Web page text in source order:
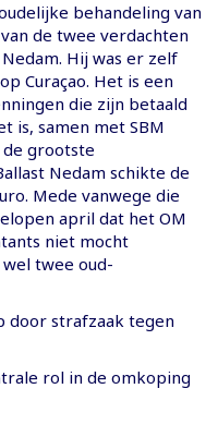
behandeling van
de twee verdachten
Hij was er zelf
Curaçao. Het is een
die zijn betaald
is, samen met SBM
de grootste
Nedam schikte de
Mede vanwege die
april dat het OM
niet mocht
twee oud-
door strafzaak tegen
rol in de omkoping